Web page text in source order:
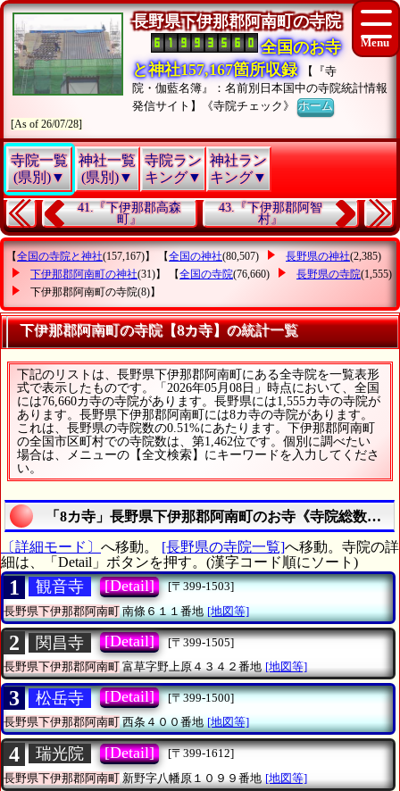
長野県下伊那郡阿南町の寺院
全国のお寺
と神社157,167箇所収録
【『寺
院・伽藍名簿』：名前別日本国中の寺院統計情報
発信サイト】《寺院チェック》ホーム
[As of 26/07/28]
寺院一覧
(県別)▼
神社一覧
(県別)▼
寺院ラン
キング▼
神社ラン
キング▼
41.『下伊那郡高森
町』
43.『下伊那郡阿智
村』
【全国の寺院と神社(157,167)】 【全国の神社(80,507) 長野県の神社(2,385)
下伊那郡阿南町の神社(31)】 【全国の寺院(76,660) 長野県の寺院(1,555)
下伊那郡阿南町の寺院(8)】
下伊那郡阿南町の寺院【8カ寺】の統計一覧
下記のリストは、長野県下伊那郡阿南町にある全寺院を一覧表形
式で表示したものです。「2026年05月08日」時点において、全国
には76,660カ寺の寺院があります。長野県には1,555カ寺の寺院が
あります。長野県下伊那郡阿南町には8カ寺の寺院があります。
これは、長野県の寺院数の0.51%にあたります。下伊那郡阿南町
の全国市区町村での寺院数は、第1,462位です。個別に調べたい
場合は、メニューの【全文検索】にキーワードを入力してくださ
い。
「8カ寺」長野県下伊那郡阿南町のお寺《寺院総数は8
〔詳細モード〕 へ移動。 [長野県の寺院一覧]へ移動。寺院の詳
細は、「Detail」ボタンを押す。(漢字コード順にソート)
1 観音寺 [Detail]
[〒399-1503]
長野県下伊那郡阿南町南條６１１番地 [地図等]
2 関昌寺 [Detail]
[〒399-1505]
長野県下伊那郡阿南町富草字野上原４３４２番地 [地図等]
3 松岳寺 [Detail]
[〒399-1500]
長野県下伊那郡阿南町西条４００番地 [地図等]
4 瑞光院 [Detail]
[〒399-1612]
長野県下伊那郡阿南町 新野字八幡原１０９９番地 [地図等]